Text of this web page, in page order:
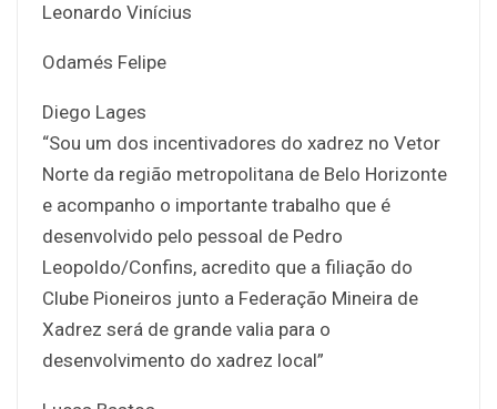
Leonardo Vinícius
Odamés Felipe
Diego Lages
“Sou um dos incentivadores do xadrez no Vetor
Norte da região metropolitana de Belo Horizonte
e acompanho o importante trabalho que é
desenvolvido pelo pessoal de Pedro
Leopoldo/Confins, acredito que a filiação do
Clube Pioneiros junto a Federação Mineira de
Xadrez será de grande valia para o
desenvolvimento do xadrez local”